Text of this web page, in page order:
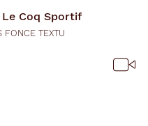
Le Coq Sportif
FONCE TEXTU